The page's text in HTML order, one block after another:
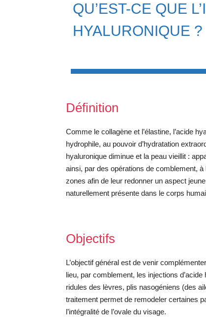
QU’EST-CE QUE
HYALURONIQUE ?
Définition
Comme le collagène et l’élastine, l’acide
hydrophile, au pouvoir d’hydratation
hyaluronique diminue et la peau vieillit :
ainsi, par des opérations de comblement,
zones afin de leur redonner un aspect
naturellement présente dans le corps
Objectifs
L’objectif général est de venir
lieu, par comblement, les injections
ridules des lèvres, plis nasogéniens (des
traitement permet de remodeler certaines
l’intégralité de l’ovale du visage.